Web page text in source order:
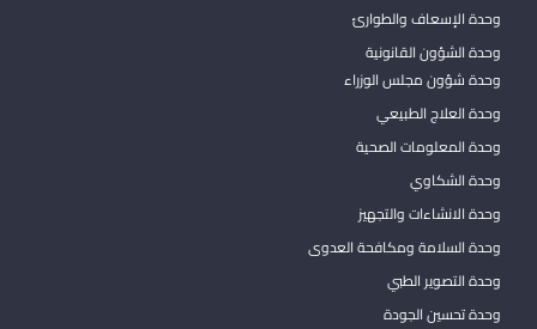
وحدة الإسعاف والطوارئ
وحدة الشؤون القانونية
وحدة شؤون مجلس الوزراء
وحدة العلاج الطبيعي
وحدة المعلومات الصحية
وحدة الشكاوي
وحدة الانشاءات والتجهيز
وحدة السلامة ومكافحة العدوى
وحدة التصوير الطبي
وحدة تحسين الجودة